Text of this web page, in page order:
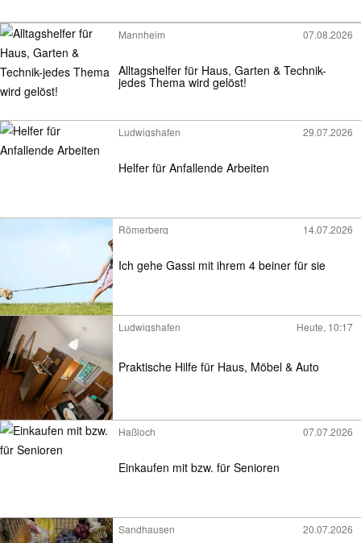
Mannheim 07.08.2026
Alltagshelfer für Haus, Garten & Technik-
jedes Thema wird gelöst!
Ludwigshafen 29.07.2026
Helfer für Anfallende Arbeiten
Römerberg 14.07.2026
Ich gehe Gassi mit ihrem 4 beiner für sie
Ludwigshafen Heute, 10:17
Praktische Hilfe für Haus, Möbel & Auto
Haßloch 07.07.2026
Einkaufen mit bzw. für Senioren
Sandhausen 20.07.2026